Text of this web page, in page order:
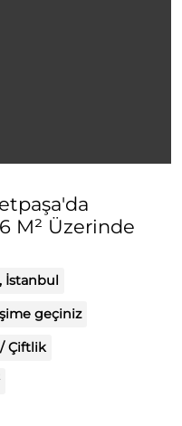
M² Üzerinde
İstanbul
geçiniz
Çiftlik